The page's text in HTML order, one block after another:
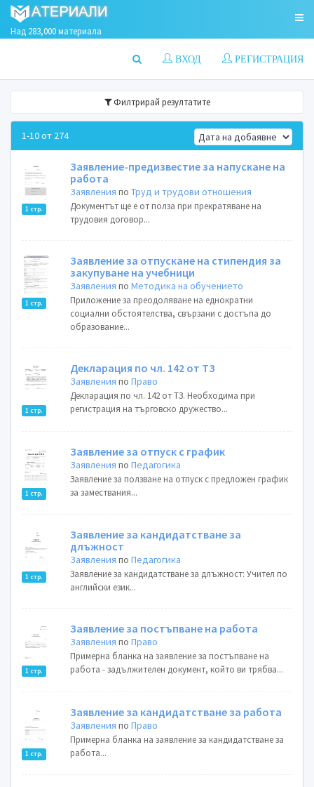
Над 283,000 материала
РЕГИСТРАЦИЯ
ВХОД
Филтрирай резултатите
1-10 от 274
1 стр.
Заявление-предизвестие за напускане на
работа
Заявления по Труд и трудови отношения
Документът ще е от полза при прекратяване на
трудовия договор...
1 стр.
Заявление за отпускане на стипендия за
закупуване на учебници
Заявления поМетодика на обучението
Приложение за преодоляване на еднократни
социални обстоятелства, свързани с достъпа до
образование...
1 стр.
Декларация по чл. 142 от ТЗ
Заявления поПраво
Декларация по чл. 142 от ТЗ. Необходима при
регистрация на търговско дружество...
1 стр.
Заявление за отпуск с график
Заявления поПедагогика
Заявление за ползване на отпуск с предложен график
за замествания...
1 стр.
Заявление за кандидатстване за
длъжност
Заявления поПедагогика
Заявление за кандидатстване за длъжност: Учител по
английски език...
1 стр.
Заявление за постъпване на работа
Заявления поПраво
Примерна бланка на заявление за постъпване на
работа - задължителен документ, който ви трябва...
1 стр.
Заявление за кандидатстване за работа
Заявления поПраво
Примерна бланка на заявление за кандидатстване за
работа...